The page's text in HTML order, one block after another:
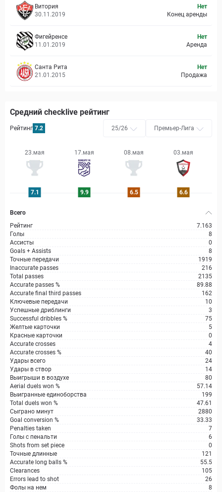
Витория
30.11.2019
Нет
Конец аренды
Фигейренсе
11.01.2019
Нет
Аренда
Санта Рита
21.01.2015
Нет
Продажа
Средний checklive рейтинг
Рейтинг 7.2 25/26 Премьер-Лига
23.мая 17.мая 08.мая 03.мая
7.1 9.9 6.5 6.6
Всего
Рейтинг
7.163
Голы
8
Ассисты
0
Goals + Assists
8
Точные передачи
1919
Inaccurate passes
216
Total passes
2135
Accurate passes %
89.88
Accurate final third passes
162
Ключевые передачи
10
Успешные дриблинги
3
Successful dribbles %
75
Желтые карточки
5
Красные карточки
0
Accurate crosses
4
Accurate crosses %
40
Удары всего
24
Удары в створ
14
Выигрыши в воздухе
80
Aerial duels won %
57.14
Выигранные единоборства
199
Total duels won %
47.61
Сыграно минут
2880
Goal conversion %
33.33
Penalties taken
7
Голы с пенальти
6
Shots from set piece
0
Точные длинные
121
Accurate long balls %
55.5
Clearances
105
Errors lead to shot
26
Фолы на нем
8